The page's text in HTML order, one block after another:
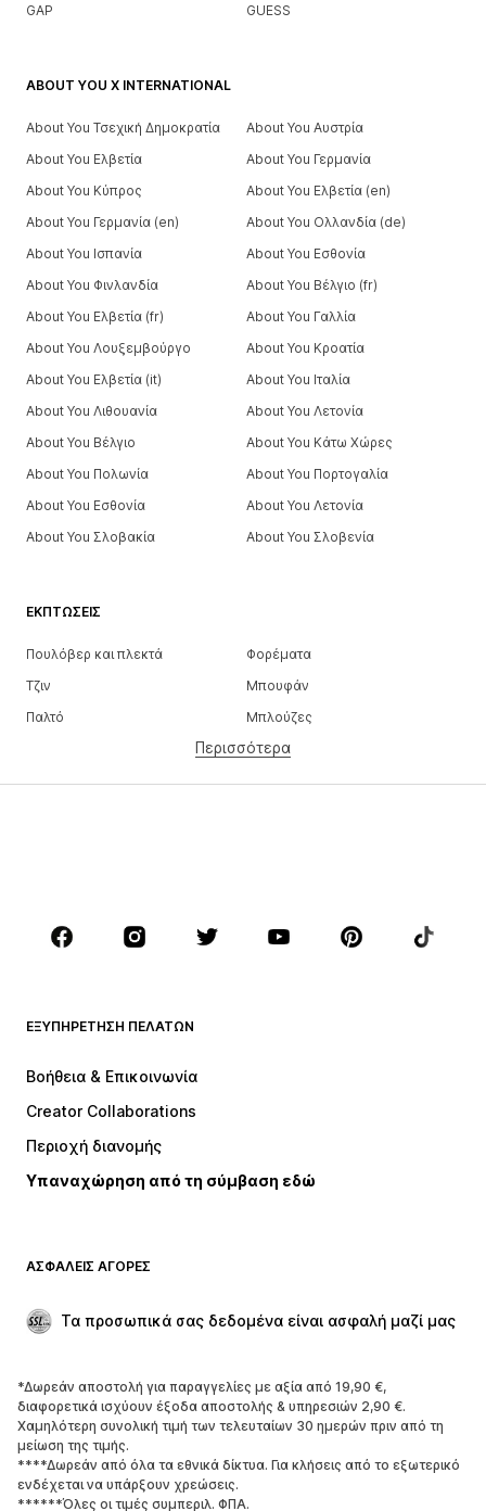
GAP
GUESS
ΕΚΠΤΏΣΕΙΣ
Πουλόβερ και πλεκτά
Φορέματα
Τζιν
Μπουφάν
Παλτό
Μπλούζες
Εσώρουχα
Αξεσουάρ
Premium
ΝΕΑ
Μπλούζες
Μπουφάν
Εσώρουχα
Παλτό
Φούστες
Περιστάσεις
Aποκλειστικά
ΠΑΠΟΎΤΣΙΑ
ΝΕΑ
Trending
Sneakers
Μποτάκια
Γόβες και ψηλοτάκουνα
Περισσότερα
ΕΞΥΠΗΡΈΤΗΣΗ ΠΕΛΑΤΏΝ
Βοήθεια & Επικοινωνία
Creator Collaborations
Περιοχή διανομής
Υπαναχώρηση από τη σύμβαση εδώ
ΑΣΦΑΛΕΊΣ ΑΓΟΡΈΣ
Τα προσωπικά σας δεδομένα είναι ασφαλή μαζί μας
*Δωρεάν αποστολή για παραγγελίες με αξία από 19,90 €,
διαφορετικά ισχύουν έξοδα αποστολής & υπηρεσιών 2,90 €.
Χαμηλότερη συνολική τιμή των τελευταίων 30 ημερών πριν από τη
μείωση της τιμής.
****Δωρεάν από όλα τα εθνικά δίκτυα. Για κλήσεις από το εξωτερικό
ενδέχεται να υπάρξουν χρεώσεις.
******Όλες οι τιμές συμπεριλ. ΦΠΑ.
ABOUT YOU X INTERNATIONAL
About You Τσεχική Δημοκρατία
About You Αυστρία
About You Ελβετία
About You Γερμανία
About You Κύπρος
About You Ελβετία (en)
About You Γερμανία (en)
About You Ολλανδία (de)
About You Ισπανία
About You Εσθονία
About You Φινλανδία
About You Βέλγιο (fr)
About You Ελβετία (fr)
About You Γαλλία
About You Λουξεμβούργο
About You Κροατία
About You Ελβετία (it)
About You Ιταλία
About You Λιθουανία
About You Λετονία
About You Βέλγιο
About You Κάτω Χώρες
About You Πολωνία
About You Πορτογαλία
About You Εσθονία
About You Λετονία
About You Σλοβακία
About You Σλοβενία